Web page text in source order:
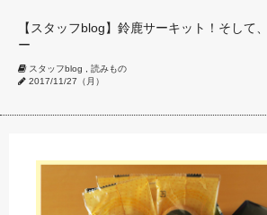
【スタッフblog】鈴鹿サーキット！そして
ー
スタッフblog
読みもの
2017/11/27（月）